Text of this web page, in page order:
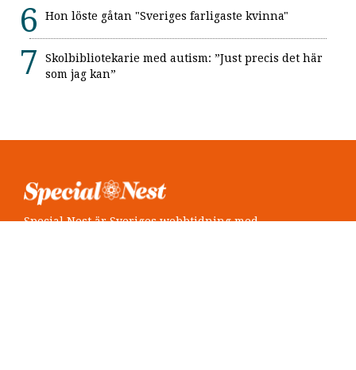
Hon löste gåtan "Sveriges farligaste kvinna"
Skolbibliotekarie med autism: ”Just precis det här
som jag kan”
Special Nest är Sveriges webbtidning med